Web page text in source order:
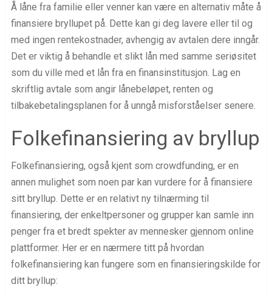
Å låne fra familie eller venner kan være en alternativ måte å
finansiere bryllupet på. Dette kan gi deg lavere eller til og
med ingen rentekostnader, avhengig av avtalen dere inngår.
Det er viktig å behandle et slikt lån med samme seriøsitet
som du ville med et lån fra en finansinstitusjon. Lag en
skriftlig avtale som angir lånebeløpet, renten og
tilbakebetalingsplanen for å unngå misforståelser senere.
Folkefinansiering av bryllup
Folkefinansiering, også kjent som crowdfunding, er en
annen mulighet som noen par kan vurdere for å finansiere
sitt bryllup. Dette er en relativt ny tilnærming til
finansiering, der enkeltpersoner og grupper kan samle inn
penger fra et bredt spekter av mennesker gjennom online
plattformer. Her er en nærmere titt på hvordan
folkefinansiering kan fungere som en finansieringskilde for
ditt bryllup: